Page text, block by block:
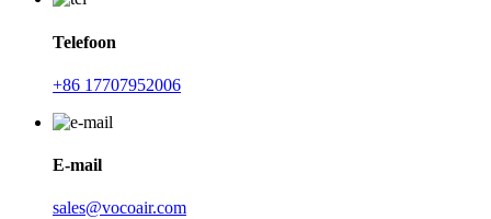
Telefoon
+86 17707952006
E-mail
sales@vocoair.com